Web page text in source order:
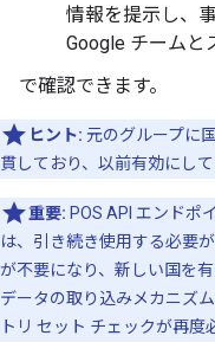
情報を提示し、
Google チームと
で確認できます。
ヒント: 元のグループに
貫しており、以前有効にし
重要: POS API エンドポ
は、引き続き使用する必要
が不要になり、新しい国を
データの取り込みメカニズ
トリ セット チェックが再度